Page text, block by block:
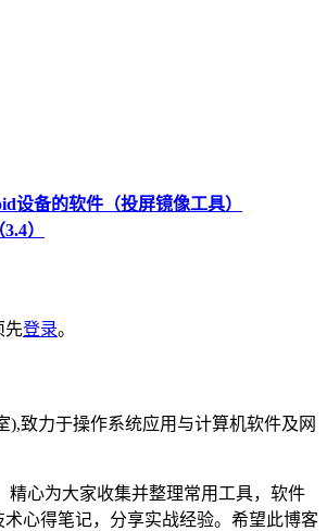
设备的软件（投屏镜像工具）
）
先登录。
),致力于操作系统应用与计算机软件及网
精心为大家收集并整理常用工具，软件
心得笔记，分享实战经验。希望此博客